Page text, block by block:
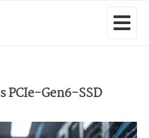
PCIe-Gen6-SSD